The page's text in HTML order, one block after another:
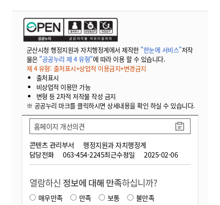
군산시청 행정지원과 자치행정계에서 제작한 "한눈에 서비스"저작
물은 "공공누리 제 4 유형"에 따라 이용 할 수 있습니다.
제 4 유형: 출처표시+상업적 이용금지+변경금지
출처표시
비상업적 이용만 가능
변형 등 2차적 저작물 작성 금지
※ 공공누리 마크를 클릭하시면 상세내용을 확인 하실 수 있습니다.
콘텐츠 관리부서
행정지원과 자치행정계
담당전화
063-454-2245최근수정일 2025-02-06
홈페이지 개선의견
열람하신 정보에 대해 만족하십니까?
매우만족 만족 보통
불만족